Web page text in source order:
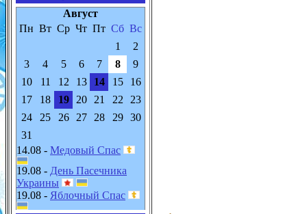
Август
Пн Вт Ср Чт Пт Сб Вс
1
2
3
4 5 6 7 8
9
10
11 12 13 14 15
16
17
18 19 20 21 22
23
24
25 26 27 28 29
30
31
14.08 - Медовый Спас
19.08 - День Пасечника
Украины
19.08 - Яблочный Спас